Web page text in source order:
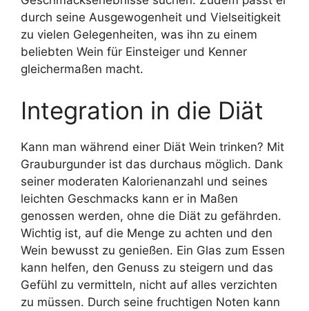
durch seine Ausgewogenheit und Vielseitigkeit
zu vielen Gelegenheiten, was ihn zu einem
beliebten Wein für Einsteiger und Kenner
gleichermaßen macht.
Integration in die Diät
Kann man während einer Diät Wein trinken? Mit
Grauburgunder ist das durchaus möglich. Dank
seiner moderaten Kalorienanzahl und seines
leichten Geschmacks kann er in Maßen
genossen werden, ohne die Diät zu gefährden.
Wichtig ist, auf die Menge zu achten und den
Wein bewusst zu genießen. Ein Glas zum Essen
kann helfen, den Genuss zu steigern und das
Gefühl zu vermitteln, nicht auf alles verzichten
zu müssen. Durch seine fruchtigen Noten kann